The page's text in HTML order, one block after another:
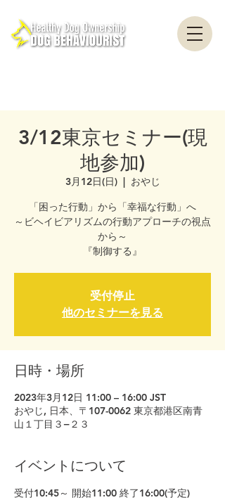
3/12東京セミナー(現
地参加)
3月12日(日)
  |
おやじ
「困った行動」から「​幸福な行動」へ
～ビヘイビアリズムの行動アプローチの視点
から～
『制御する』
受付停止
他のセミナーを見る
日時・場所
2023年3月12日 11:00 – 16:00 JST
おやじ, 日本、〒107-0062 東京都港区南青
山１丁目３−２３
イベントについて
受付10:45～ 開始11:00 終了16:00(予定)